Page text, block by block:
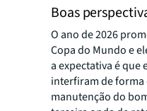
Boas
O ano de 2026
Copa do Mundo e
a expectativa é que
interfiram de forma
manutenção do